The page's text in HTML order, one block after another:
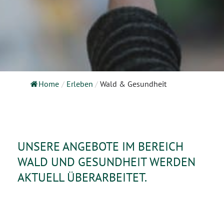
Home / Erleben / Wald & Gesundheit
UNSERE ANGEBOTE IM BEREICH
WALD UND GESUNDHEIT WERDEN
AKTUELL ÜBERARBEITET.